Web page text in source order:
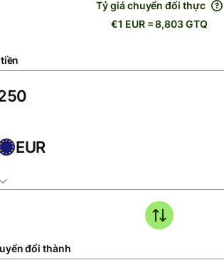
Tỷ giá chuyển đổi thực
€1 EUR = 8,803 GTQ
EUR
đổi thành